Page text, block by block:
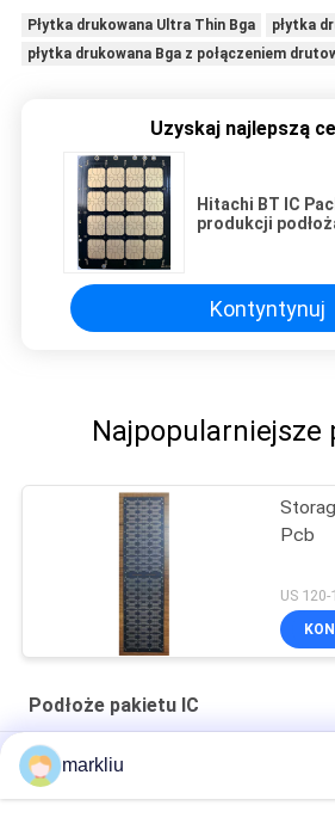
Płytka drukowana Ultra Thin Bga
płytka
płytka drukowana Bga z połączeniem
Uzyskaj najlepszą
Hitachi BT IC
produkcji
Kontyntynuj
Najpopularniejsze
Pcb
Podłoże pakietu IC
Produkcja podłoży materiałowych marki
Hitachi BT IC Package Wspieranie
markliu